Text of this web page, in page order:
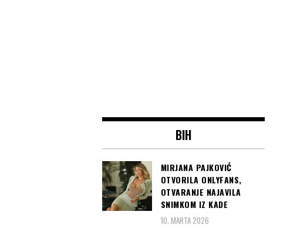
BIH
MIRJANA PAJKOVIĆ
OTVORILA ONLYFANS,
OTVARANJE NAJAVILA
SNIMKOM IZ KADE
10. MARTA 2026